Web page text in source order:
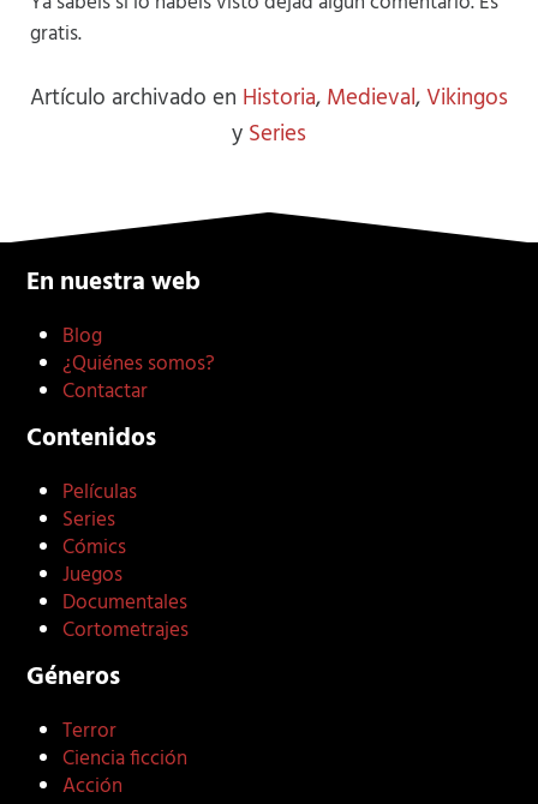
gratis.
Artículo archivado en Historia, Medieval,Vikingos
y Series
En nuestra web
Blog
¿Quiénes somos?
Contactar
Contenidos
Películas
Series
Cómics
Juegos
Documentales
Cortometrajes
Géneros
Terror
Ciencia ficción
Acción